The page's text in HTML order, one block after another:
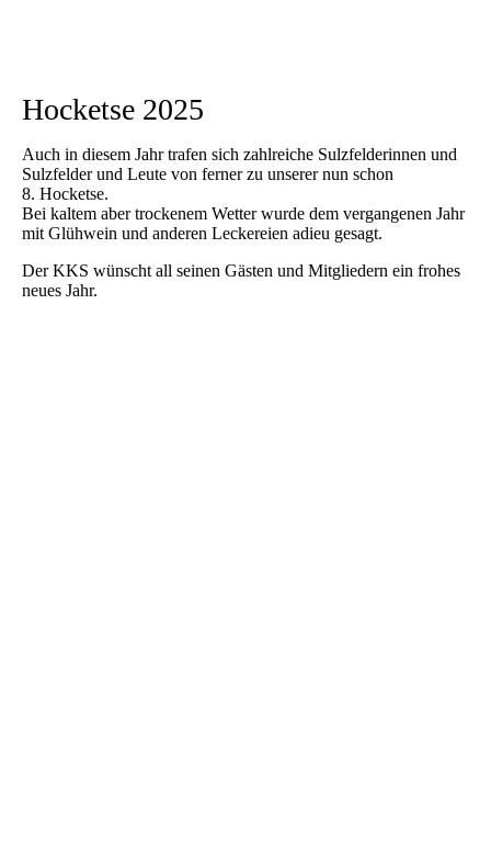
Hocketse 2025
Auch in diesem Jahr trafen sich zahlreiche Sulzfelderinnen und
Sulzfelder und Leute von ferner zu unserer nun schon
8. Hocketse.
Bei kaltem aber trockenem Wetter wurde dem vergangenen Jahr
mit Glühwein und anderen Leckereien adieu gesagt.
Der KKS wünscht all seinen Gästen und Mitgliedern ein frohes
neues Jahr.